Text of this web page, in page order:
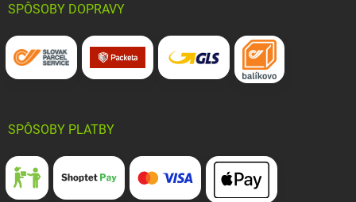
SPÔSOBY DOPRAVY
SPÔSOBY PLATBY